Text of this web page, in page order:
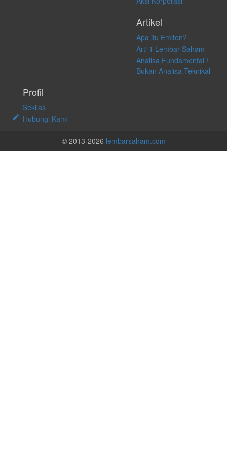
Artikel
Apa itu Emiten?
Arti 1 Lembar Saham
Analisa Fundamental !
Bukan Analisa Teknikal
Profil
Sekilas
Hubungi Kami
© 2013-2026 lembarsaham.com